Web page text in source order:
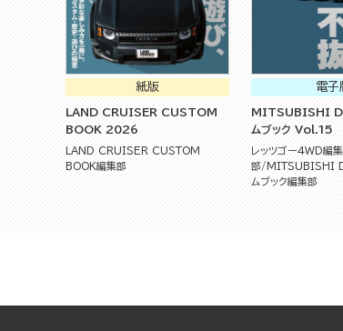
紙版
LAND CRUISER CUSTOM
BOOK 2026
LAND CRUISER CUSTOM
BOOK編集部
電子
MITSUBISHI
ムブック Vol.15
レッツゴー4WD編集
部
MITSUBISHI
ムブック編集部